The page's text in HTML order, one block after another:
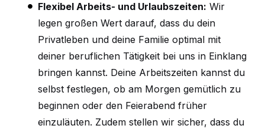
Flexibel Arbeits- und Urlaubszeiten: Wir
legen großen Wert darauf, dass du dein
Privatleben und deine Familie optimal mit
deiner beruflichen Tätigkeit bei uns in Einklang
bringen kannst. Deine Arbeitszeiten kannst du
selbst festlegen, ob am Morgen gemütlich zu
beginnen oder den Feierabend früher
einzuläuten. Zudem stellen wir sicher, dass du